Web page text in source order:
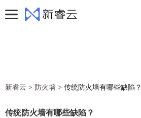
解决方案
产品
新睿云 > 防火墙 > 传统防火墙有哪些缺陷？
传统防火墙有哪些缺陷？